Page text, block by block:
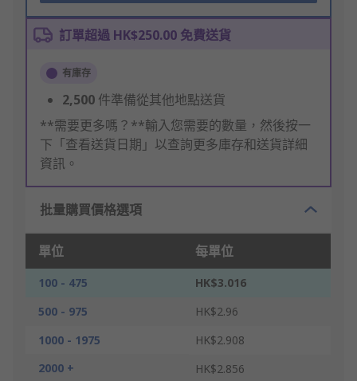
訂單超過 HK$250.00 免費送貨
有庫存
2,500 件準備從其他地點送貨
**需要更多嗎？**輸入您需要的數量，然後按一
下「查看送貨日期」以查詢更多庫存和送貨詳細
資訊。
批量購買價格選項
單位 每單位
100 - 475
HK$3.016
500 - 975
HK$2.96
1000 - 1975
HK$2.908
2000 +
HK$2.856